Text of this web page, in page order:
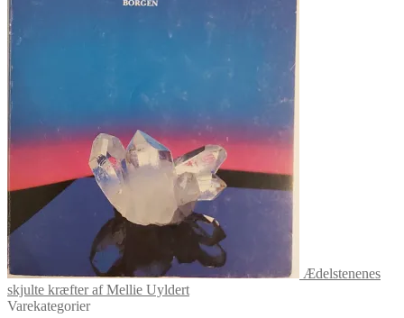
Ædelstenenes
skjulte kræfter af Mellie Uyldert
Varekategorier